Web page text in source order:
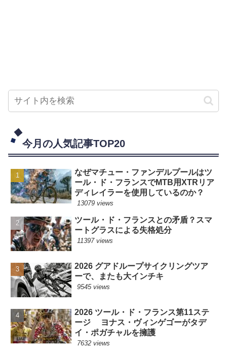
今月の人気記事TOP20
なぜマチュー・ファンデルプールはツ
ール・ド・フランスでMTB用XTRリア
ディレイラーを使用しているのか？
13079 views
ツール・ド・フランスとの矛盾？スマ
ートグラスによる失格処分
11397 views
2026 グアドループサイクリングツア
ーで、またも大インチキ
9545 views
2026 ツール・ド・フランス第11ステ
ージ ヨナス・ヴィンゲゴーがタデ
イ・ポガチャルを擁護
7632 views